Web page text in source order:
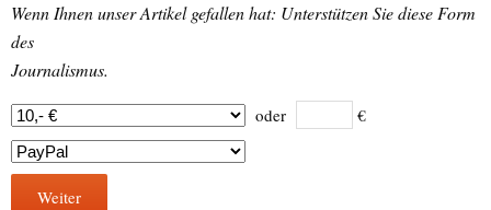
Wenn Ihnen unser Artikel gefallen hat: Unterstützen Sie diese Form
des
Journalismus.
oder €
Weiter